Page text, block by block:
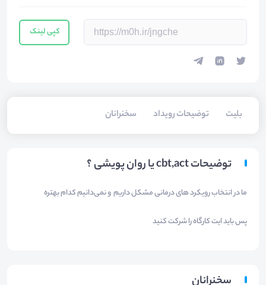
کپی لینک
بلیت‌ توضیحات رویداد سخنرانان
توضیحات cbt,act یا روان پویشی ؟
ما در انتخاب رویکرد های درمانی مشکل داریم و نمی‌دانیم کدام بهتره
پس باید ایت کارگاه را شرکت کنید